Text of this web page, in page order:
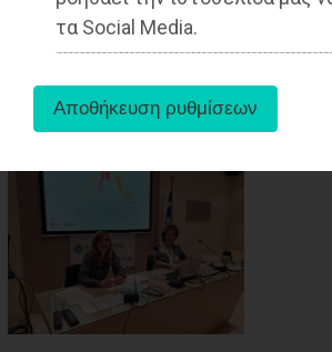
τα Social Media.
aboutus
Tags:Αττική,ΥΓΕΙΑ,